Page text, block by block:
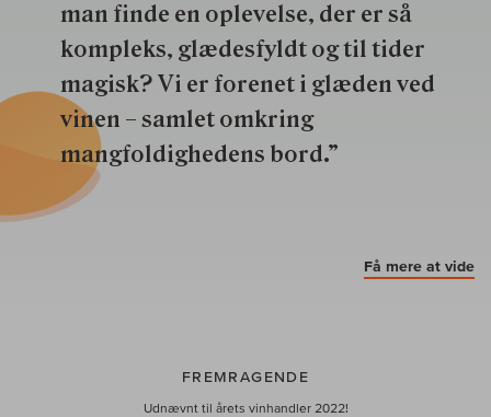
man finde en oplevelse, der er så
kompleks, glædesfyldt og til tider
magisk? Vi er forenet i glæden ved
vinen – samlet omkring
mangfoldighedens bord.”
Få mere at vide
FREMRAGENDE
Udnævnt til årets vinhandler 2022!